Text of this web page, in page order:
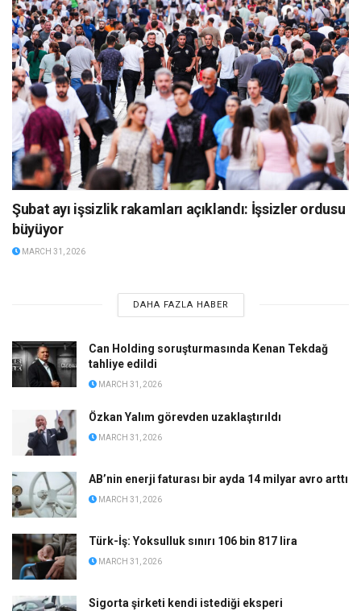
Şubat ayı işsizlik rakamları açıklandı: İşsizler ordusu
büyüyor
MARCH 31, 2026
DAHA FAZLA HABER
Can Holding soruşturmasında Kenan Tekdağ
tahliye edildi
MARCH 31, 2026
Özkan Yalım görevden uzaklaştırıldı
MARCH 31, 2026
AB’nin enerji faturası bir ayda 14 milyar avro arttı
MARCH 31, 2026
Türk-İş: Yoksulluk sınırı 106 bin 817 lira
MARCH 31, 2026
Sigorta şirketi kendi istediği eksperi